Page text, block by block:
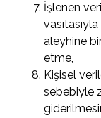
İşlenen
aleyhine
etme,
Kişisel
sebebiyle